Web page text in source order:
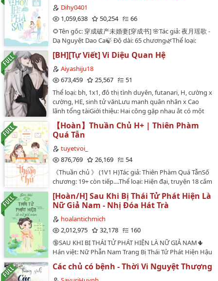
Dihy0401
1,059,638
50,254
66
🌻Tên gốc: 穿成破产未婚妻[穿成书] 🌸Tác giả: 夜月瑶歌 -
Dạ Nguyệt Dao Ca🍃 Độ dài: 65 chương🌿Thể loại:
Ngôn tình, Hiện đại, Xuyên sách, Nữ phụ, Trọng sinh,
Kiếp trước kiếp này, HE, ngọt sủng🌊Editor: DiiHy &
MaiAnh🍄Bìa: Có một quả Thanh Tử🌱Ngày đào hố:
29/07/2020🍂Ngày lấp hố: 29/08/2020---《Nhân quả
ý:🚫🚫🚫Truyện được edit dưới hình thức phi lợi nhuận,
xin tôn trọng công sức của editor, vui lòng không reup
hay chuyển ver. Truyện chỉ được đăng tại Wordpress
Vũ An Di Hy và Wattpad Dihy0401.…
[BH][Tự Viết] Vi Diệu Quan Hệ
Aiyashiju18
673,459
25,567
51
Thể loại: bh, 1x1, đô thị tình duyên, futanari, H, cường x
cường, HE, sinh tử vănLưu manh quân nhân x Cao
lãnh tổng tàiGiới thiệu: Hai công gặp nhau ắt có một
thụNhân vật: Nhan Bạch Vũ x Tả Ngôn NhiênWarning:
Futanari cẩn thận nhập!!!…
【Hoàn】Thuần Chủ H+ | Thiên Phàm
Quá Tẫn
tuyetvoi_
876,769
26,169
54
《Thuần chủ 》 (1V1 H)Tác giả: Thiên Phàm Quá TẫnSố
chương: 19+ còn tiếp....Thể loại: Hiện đại, truyện 18 cấm
❌Converter + raw: Vespertine (Koanchay)Editor: may18
(WATTPAD TUYỆT VỜI!)Bìa: MMOC- Giới thiệu vắn tắt
nội dung -Tần Mặc là kim chủ,Trì Nghiên là chim hoàng
yến mà hắn nuôi. Tần Mặc thế nhưng không ngờ đến:
Chính mình cũng có ngày bị sủng vật phản chủ.Spoil:
siêu sủng, hài, ...nam chính khó ở >< nữ chính còn khó
ở hơn (о'∀'о) tính tình của cả hai đều cực kỳ xấu, đã thế
còn yêu nhau, yêu nhau nhưng không chịu nói ra,
không nói ra còn giả vẻ đối chọi nhau, khinh bỉ nhau,...
Vậy sống chung làm sao? Về sau thế nào? Ai sẽ phải
[Hoàn/H] Sau Khi Bị Thái Tử Phát Hiện Là
Nữ Giả Nam - Nhị Đóa Hát Trà
hoalantichmich
2,012,975
32,178
160
🔞SAU KHI BỊ THÁI TỬ PHÁT HIỆN LÀ NỮ GIẢ NAM🌵
Hán việt: Nữ Phẫn Nam Trang Bị Thái Tử Phát Hiện Hậu
(1v1 h)🌵Tác Giả: Nhị Đóa Hát Trà🌵Edit: Tịch Lan (Hoa
Lan Tịch Mịch)🌵Số chương: 154 chương chính văn + 5
Các chủ có bệnh - Thời Vi Nguyệt Thượng